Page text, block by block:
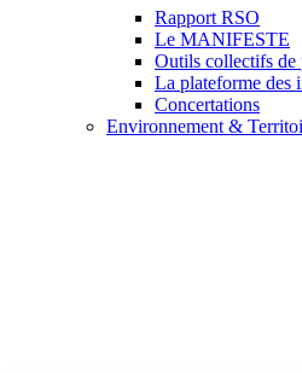
Rapport RSO
Le MANIFESTE
Outils collectifs de
La plateforme des
Concertations
Environnement &